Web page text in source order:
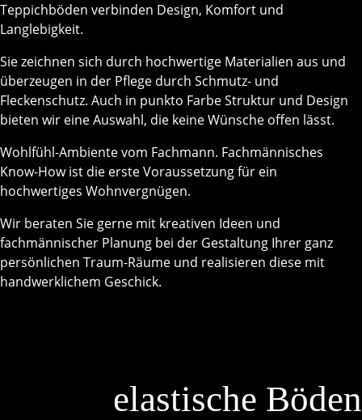
Teppichböden verbinden Design, Komfort und
Langlebigkeit.
Sie zeichnen sich durch hochwertige Materialien aus und
überzeugen in der Pflege durch Schmutz- und
Fleckenschutz. Auch in punkto Farbe Struktur und Design
bieten wir eine Auswahl, die keine Wünsche offen lässt.
Wohlfühl-Ambiente vom Fachmann. Fachmännisches
Know-How ist die erste Voraussetzung für ein
hochwertiges Wohnvergnügen.
Wir beraten Sie gerne mit kreativen Ideen und
fachmännischer Planung bei der Gestaltung Ihrer ganz
persönlichen Traum-Räume und realisieren diese mit
handwerklichem Geschick.
elastische Böden